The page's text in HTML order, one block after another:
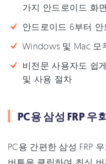
가지 안드로이드 화
안드로이드 6부터
Windows 및 Mac 모
비전문 사용자도 쉽
및 사용 절차
PC용 삼성 FRP 우
PC용 간편한 삼성 FRP